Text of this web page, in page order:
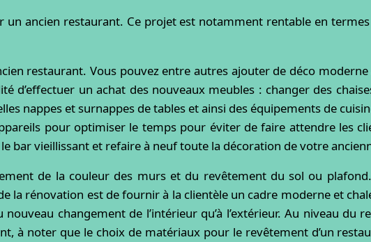
un ancien restaurant. Ce projet est notamment rentable en
restaurant. Vous pouvez entre autres ajouter de déco
d’effectuer un achat des nouveaux meubles : changer des
nappes et surnappes de tables et ainsi des équipements de
pour optimiser le temps pour éviter de faire attendre les
bar vieillissant et refaire à neuf toute la décoration de votre
de la couleur des murs et du revêtement du sol ou
la rénovation est de fournir à la clientèle un cadre moderne et
changement de l’intérieur qu’à l’extérieur. Au niveau du
à noter que le choix de matériaux pour le revêtement d’un